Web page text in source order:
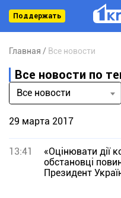
Поддержать
Главная Все новости
Все новости по
Все новости
29 марта 2017
13:41
«Оцінювати дії
обстановці
Президент